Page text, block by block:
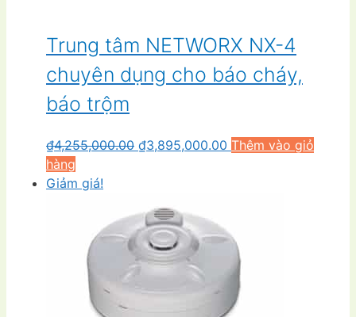
Trung tâm NETWORX NX-4
chuyên dụng cho báo cháy,
báo trộm
₫4,255,000.00 Giá
₫3,895,000.00 Giá
Thêm vào giỏ
hàng
Giảm giá!